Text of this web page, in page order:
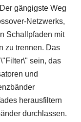
gängigste Weg
Netzwerks,
Schallpfaden mit
zu trennen. Das
sein, das
und
herausfiltern
durchlassen.